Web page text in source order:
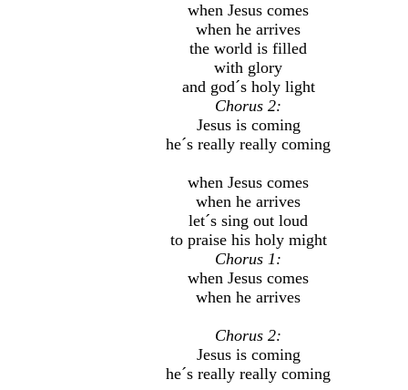
when Jesus comes
when he arrives
the world is filled
with glory
and god´s holy light
Chorus 2:
Jesus is coming
he´s really really coming
when Jesus comes
when he arrives
let´s sing out loud
to praise his holy might
Chorus 1:
when Jesus comes
when he arrives
Chorus 2:
Jesus is coming
he´s really really coming